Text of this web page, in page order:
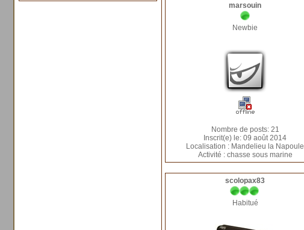
marsouin
Newbie
Nombre de posts: 21
Inscrit(e) le: 09 août 2014
Localisation : Mandelieu la Napoule
Activité : chasse sous marine
scolopax83
Habitué